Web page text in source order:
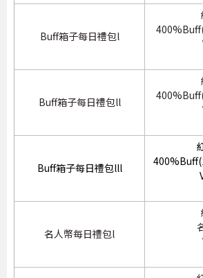
Buff箱子每日禮包l
Buff箱子每日禮包ll
Buff箱子每日禮包lll
名人幣每日禮包l